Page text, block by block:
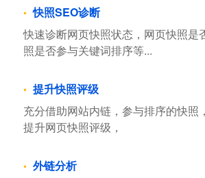
快照SEO诊断
快速诊断网页快照状态，网页快照是
照是否参与关键词排序等...
提升快照评级
充分借助网站内链，参与排序的快照
提升网页快照评级，
外链分析